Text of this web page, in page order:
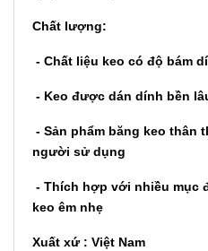
Chất lượng:
- Chất liệu keo có độ
- Keo được dán dính bền
- Sản phẩm băng keo thân
người sử dụng
- Thích hợp với nhiều mục
keo êm nhẹ
Xuất xứ : Việt Nam